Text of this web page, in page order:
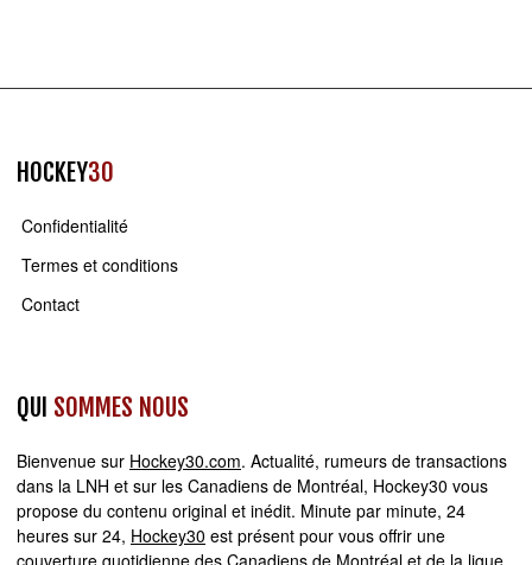
HOCKEY30
Confidentialité
Termes et conditions
Contact
QUI SOMMES NOUS
Bienvenue sur Hockey30.com. Actualité, rumeurs de transactions
dans la LNH et sur les Canadiens de Montréal, Hockey30 vous
propose du contenu original et inédit. Minute par minute, 24
heures sur 24, Hockey30 est présent pour vous offrir une
couverture quotidienne des Canadiens de Montréal et de la ligue